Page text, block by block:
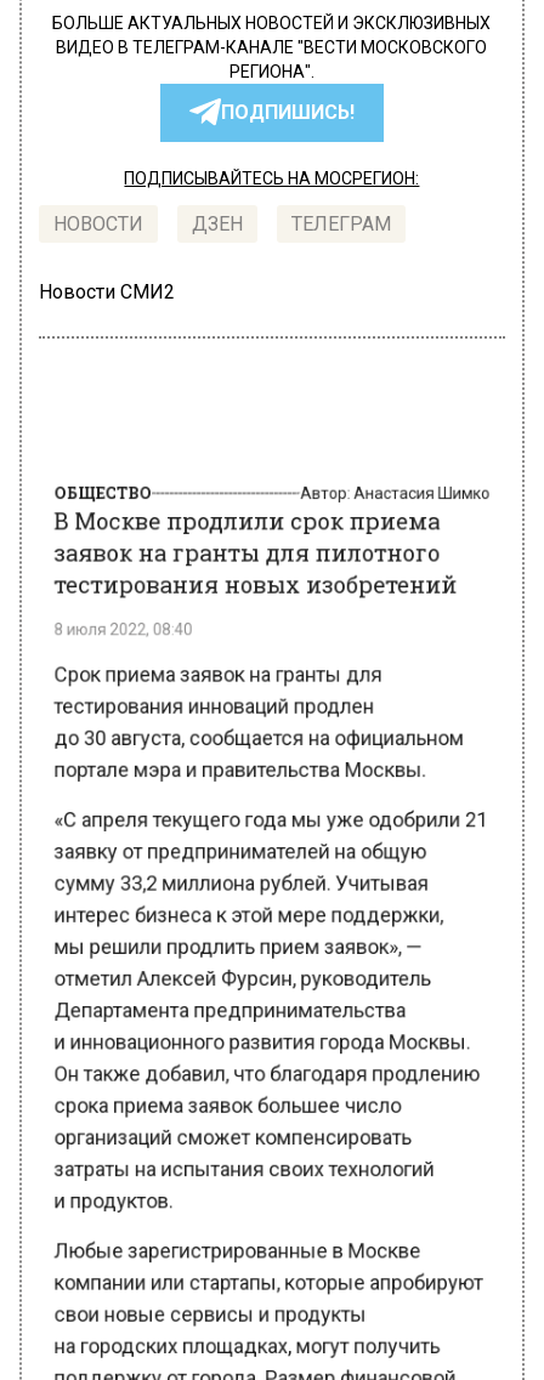
БОЛЬШЕ АКТУАЛЬНЫХ НОВОСТЕЙ И ЭКСКЛЮЗИВНЫХ
ВИДЕО В ТЕЛЕГРАМ-КАНАЛЕ "ВЕСТИ МОСКОВСКОГО
РЕГИОНА".
ПОДПИШИСЬ!
ПОДПИСЫВАЙТЕСЬ НА МОСРЕГИОН:
НОВОСТИ ДЗЕН ТЕЛЕГРАМ
Новости СМИ2
заявок на гранты для пилотного
тестирования новых изобретений
8 июля 2022, 08:40
до 30 августа, сообщается на официальном
портале мэра и правительства Москвы.
«С апреля текущего года мы уже одобрили 21
сумму 33,2 миллиона рублей. Учитывая
интерес бизнеса к этой мере поддержки,
мы решили продлить прием заявок», —
отметил Алексей Фурсин, руководитель
Департамента предпринимательства
и инновационного развития города Москвы.
Он также добавил, что благодаря продлению
срока приема заявок большее число
организаций сможет компенсировать
затраты на испытания своих технологий
и продуктов.
компании или стартапы, которые апробируют
свои новые сервисы и продукты
на городских площадках, могут получить
поддержку от города. Размер финансовой